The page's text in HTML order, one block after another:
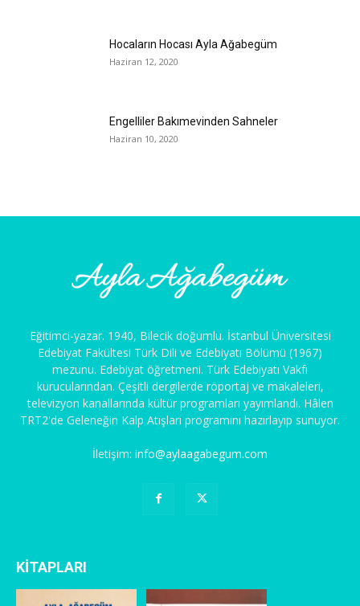
Hocaların Hocası Ayla Ağabegüm
Haziran 12, 2020
Engelliler Bakımevinden Sahneler
Haziran 10, 2020
Eğitimci-yazar. 1940, Bilecik doğumlu. İstanbul Üniversitesi
Edebiyat Fakültesi Türk Dili ve Edebiyatı Bölümü (1967)
mezunu. Edebiyat öğretmeni. Türk Edebiyatı Vakfı
kurucularından. Çeşitli dergilerde röportaj ve makaleleri,
televizyon kanallarında kültür programları yayımlandı. Hâlen
TRT2'de Geleneğin Kalp Atışları programını hazırlayıp sunuyor.
İletişim: info@aylaagabegum.com
KİTAPLARI